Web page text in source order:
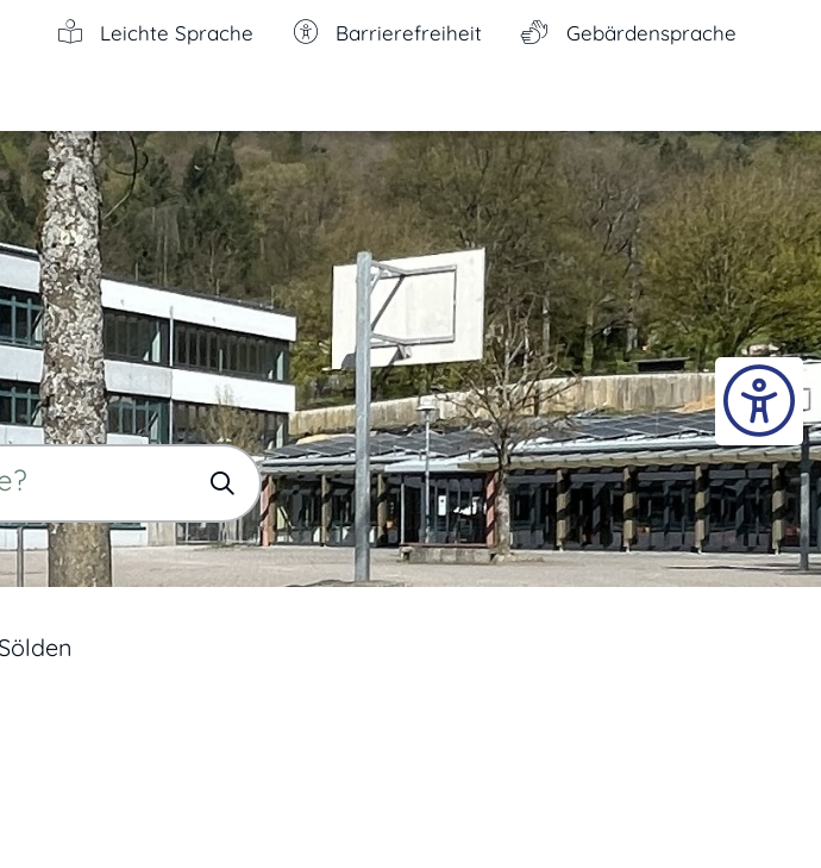
Leichte Sprache Barrierefreiheit Gebärdensprache